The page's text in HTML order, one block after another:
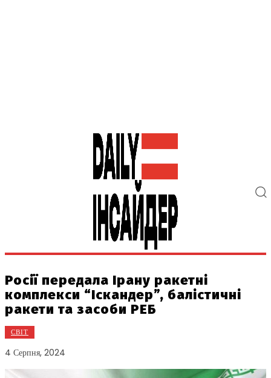
Росії передала Ірану ракетні
комплекси “Іскандер”, балістичні
ракети та засоби РЕБ
СВІТ
4 Серпня, 2024